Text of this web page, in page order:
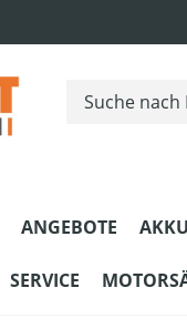
ANGEBOTE
SERVICE